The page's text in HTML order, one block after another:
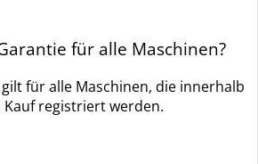
für alle Maschinen?
gilt für alle Maschinen, die innerhalb
Kauf registriert werden.